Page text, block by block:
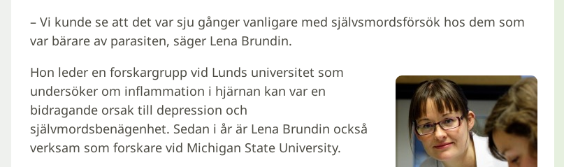
– Vi kunde se att det var sju gånger vanligare med självsmordsförsök hos dem som
var bärare av parasiten, säger Lena Brundin.
Hon leder en forskargrupp vid Lunds universitet som
undersöker om inflammation i hjärnan kan var en
bidragande orsak till depression och
självmordsbenägenhet. Sedan i år är Lena Brundin också
verksam som forskare vid Michigan State University.